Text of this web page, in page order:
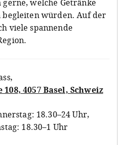
welche Getränke
begleiten würden. Auf der
viele spannende
,
4057 Basel, Schweiz
18.30–24 Uhr,
18.30–1 Uhr